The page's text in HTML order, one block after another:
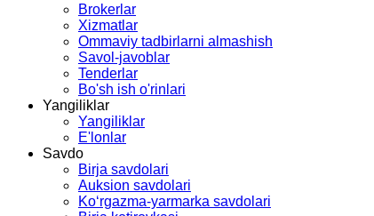
Brokerlar
Xizmatlar
Ommaviy tadbirlarni almashish
Savol-javoblar
Tenderlar
Bo'sh ish o'rinlari
Yangiliklar
Yangiliklar
E'lonlar
Savdo
Birja savdolari
Auksion savdolari
Ko‘rgаzmа-yarmаrkа sаvdolаri